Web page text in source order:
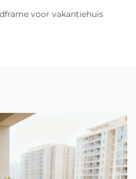
voor vakantiehuis